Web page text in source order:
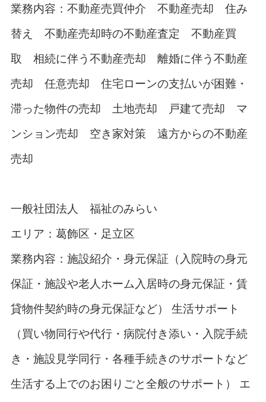
業務内容：不動産売買仲介 不動産売却 住み
替え 不動産売却時の不動産査定 不動産買
取 相続に伴う不動産売却 離婚に伴う不動産
売却 任意売却 住宅ローンの支払いが困難・
滞った物件の売却 土地売却 戸建て売却 マ
ンション売却 空き家対策 遠方からの不動産
売却
一般社団法人 福祉のみらい
エリア：葛飾区・足立区
業務内容：施設紹介・身元保証（入院時の身元
保証・施設や老人ホーム入居時の身元保証・賃
貸物件契約時の身元保証など）
生活サポート
（買い物同行や代行・病院付き添い・入院手続
き・施設見学同行・各種手続きのサポートなど
生活する上でのお困りごと全般のサポート）
エ